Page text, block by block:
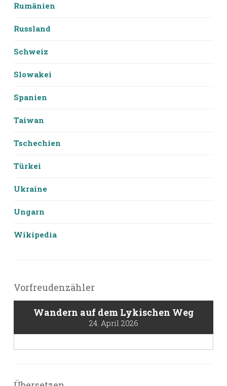
Rumänien
Russland
Schweiz
Slowakei
Spanien
Taiwan
Tschechien
Türkei
Ukraine
Ungarn
Wikipedia
Vorfreudenzähler
Wandern auf dem Lykischen Weg
24. April 2026